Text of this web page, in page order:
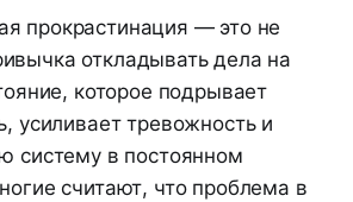
прокрастинация — это не
откладывать дела на
которое подрывает
усиливает тревожность и
систему в постоянном
считают, что проблема в